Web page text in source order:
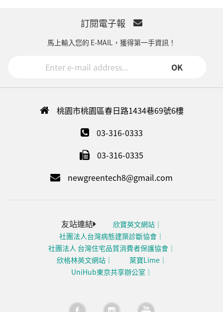
訂閱電子報
馬上輸入您的 E-MAIL，獲得第一手資訊！
OK
桃園市桃園區春日路1434巷69號6樓
03-316-0333
03-316-0335
newgreentech8@gmail.com
友站連結
欣寶英文網站
社團法人台灣病態建築診斷協會
社團法人 台灣住宅品質消費者保護協會
欣格林英文網站
萊寶Lime
UniHub東京共享辦公室